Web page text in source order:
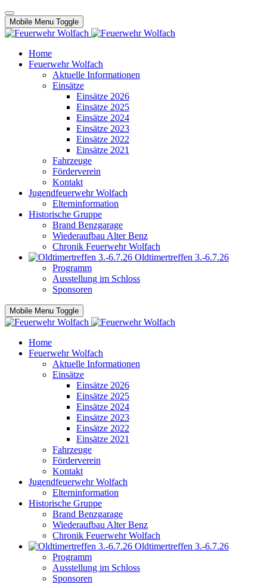
Mobile Menu Toggle
Home
Feuerwehr Wolfach
Aktuelle Informationen
Einsätze
Einsätze 2026
Einsätze 2025
Einsätze 2024
Einsätze 2023
Einsätze 2022
Einsätze 2021
Fahrzeuge
Förderverein
Kontakt
Jugendfeuerwehr Wolfach
Elterninformation
Historische Gruppe
Brand Benzgarage
Wiederaufbau Alter Benz
Chronik Feuerwehr Wolfach
Oldtimertreffen 3.-6.7.26
Programm
Ausstellung im Schloss
Sponsoren
Mobile Menu Toggle
Home
Feuerwehr Wolfach
Aktuelle Informationen
Einsätze
Einsätze 2026
Einsätze 2025
Einsätze 2024
Einsätze 2023
Einsätze 2022
Einsätze 2021
Fahrzeuge
Förderverein
Kontakt
Jugendfeuerwehr Wolfach
Elterninformation
Historische Gruppe
Brand Benzgarage
Wiederaufbau Alter Benz
Chronik Feuerwehr Wolfach
Oldtimertreffen 3.-6.7.26
Programm
Ausstellung im Schloss
Sponsoren